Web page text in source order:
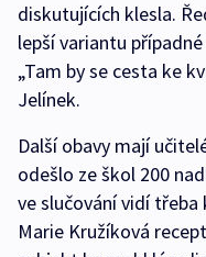
diskutujících klesla.
lepší variantu
„Tam by se cesta ke
Jelínek.
Další obavy mají
odešlo ze škol 200
ve slučování vidí
Marie Kružíková